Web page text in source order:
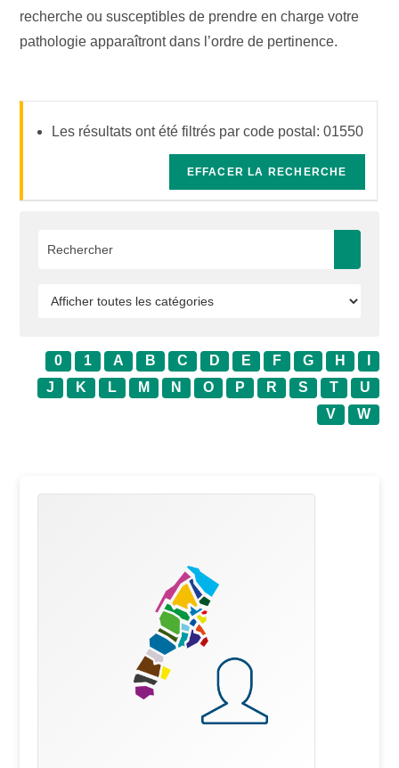
recherche ou susceptibles de prendre en charge votre
pathologie apparaîtront dans l’ordre de pertinence.
Les résultats ont été filtrés par code postal: 01550
EFFACER LA RECHERCHE
0 1 A B C D E F G H
J
K L M N O P R S T
U
V
W